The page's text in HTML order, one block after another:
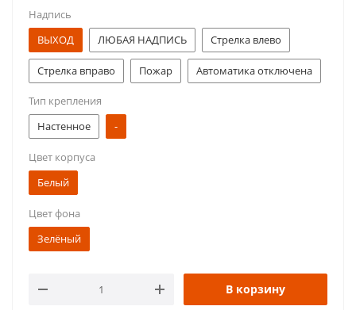
Надпись
ВЫХОД
ЛЮБАЯ НАДПИСЬ Стрелка влево
Стрелка вправо Пожар Автоматика отключена
Газ! Уходи!
Насосная станция пожаротушения
Аэрозоль! Не входи!
ВЫХОД МГН
Выход стрелка вправо
Газ! Не входи!
Зона безопасности Зона безопасности МГН
Тип крепления
Настенное
-
Цвет корпуса
Белый
Цвет фона
Зелёный
В корзину